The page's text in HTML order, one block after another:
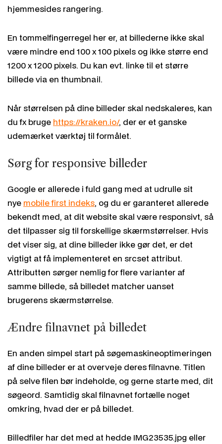
hjemmesides rangering.
En tommelfingerregel her er, at billederne ikke skal
være mindre end 100 x 100 pixels og ikke større end
1200 x 1200 pixels. Du kan evt. linke til et større
billede via en thumbnail.
Når størrelsen på dine billeder skal nedskaleres, kan
du fx bruge https://kraken.io/, der er et ganske
udemærket værktøj til formålet.
Sørg for responsive billeder
Google er allerede i fuld gang med at udrulle sit
nye mobile first indeks, og du er garanteret allerede
bekendt med, at dit website skal være responsivt, så
det tilpasser sig til forskellige skærmstørrelser. Hvis
det viser sig, at dine billeder ikke gør det, er det
vigtigt at få implementeret en srcset attribut.
Attributten sørger nemlig for flere varianter af
samme billede, så billedet matcher uanset
brugerens skærmstørrelse.
Ændre filnavnet på billedet
En anden simpel start på søgemaskineoptimeringen
af dine billeder er at overveje deres filnavne. Titlen
på selve filen bør indeholde, og gerne starte med, dit
søgeord. Samtidig skal filnavnet fortælle noget
omkring, hvad der er på billedet.
Billedfiler har det med at hedde IMG23535.jpg eller